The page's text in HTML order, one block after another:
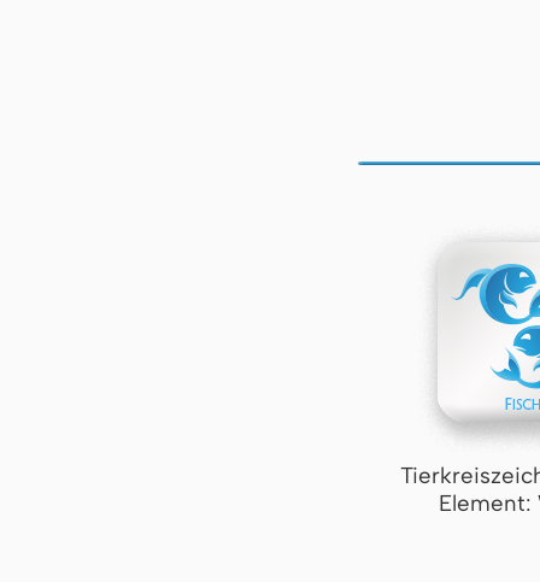
Element: